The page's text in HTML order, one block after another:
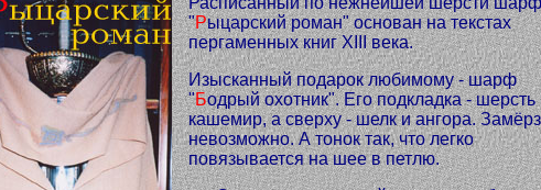
"Рыцарский роман" основан на текстах
пергаменных книг XIII века.
Изысканный подарок любимому - шарф
"Бодрый охотник". Его подкладка - шерсть
кашемир, а сверху - шелк и ангора.
невозможно. А тонок так, что легко
повязывается на шее в петлю.